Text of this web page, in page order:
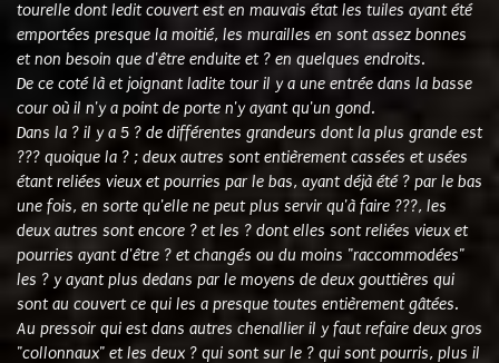
tourelle dont ledit couvert est en mauvais état les tuiles ayant été
emportées presque la moitié, les murailles en sont assez bonnes
et non besoin que d'être enduite et ? en quelques endroits.
De ce coté là et joignant ladite tour il y a une entrée dans la basse
cour où il n'y a point de porte n'y ayant qu'un gond.
Dans la ? il y a 5 ? de différentes grandeurs dont la plus grande est
??? quoique la ? ; deux autres sont entièrement cassées et usées
étant reliées vieux et pourries par le bas, ayant déjà été ? par le bas
une fois, en sorte qu'elle ne peut plus servir qu'à faire ???, les
deux autres sont encore ? et les ? dont elles sont reliées vieux et
pourries ayant d'être ? et changés ou du moins "raccommodées"
les ? y ayant plus dedans par le moyens de deux gouttières qui
sont au couvert ce qui les a presque toutes entièrement gâtées.
Au pressoir qui est dans autres chenallier il y faut refaire deux gros
"collonnaux" et les deux ? qui sont sur le ? qui sont pourris, plus il